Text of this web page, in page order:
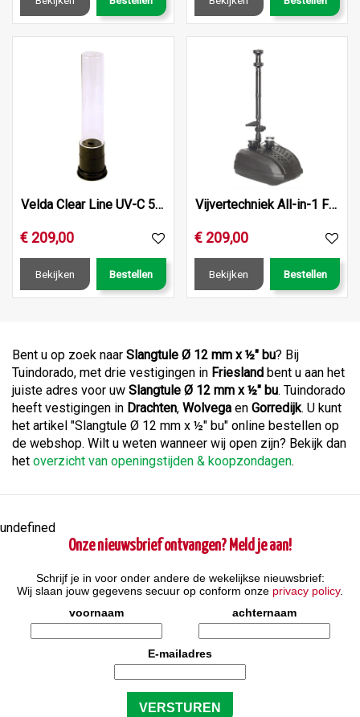
Velda Clear Line UV-C 55 Watt
€ 209,00
Bekijken Bestellen
Vijvertechniek All-in-1 Filter Fountain
€ 209,00
Bekijken Bestellen
Bent u op zoek naar Slangtule Ø 12 mm x ½" bu? Bij
Tuindorado, met drie vestigingen in Friesland bent u aan het
juiste adres voor uw Slangtule Ø 12 mm x ½" bu. Tuindorado
heeft vestigingen in Drachten, Wolvega en Gorredijk. U kunt
het artikel "Slangtule Ø 12 mm x ½" bu" online bestellen op
de webshop. Wilt u weten wanneer wij open zijn? Bekijk dan
het overzicht van openingstijden & koopzondagen.
undefined
Onze nieuwsbrief ontvangen? Meld je aan!
Schrijf je in voor onder andere de wekelijkse nieuwsbrief:
Wij slaan jouw gegevens secuur op conform onze privacy policy.
voornaam
achternaam
E-mailadres